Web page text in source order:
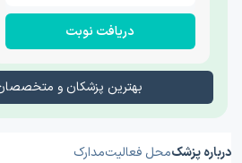
دریافت نوبت
بهترین پزشکان و
درباره پزشکمحل فعالیتمدارک